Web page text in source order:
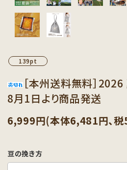
139pt
［本州送料無料］
8月1日より商品発送
6,999円(本体6,481円、
豆の挽き方